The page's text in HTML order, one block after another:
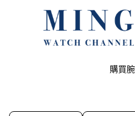
購買